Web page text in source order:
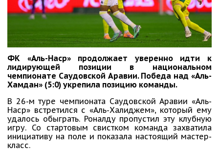
ФК «Аль-Наср» продолжает уверенно идти к
лидирующей позиции в национальном
чемпионате Саудовской Аравии. Победа над «Аль-
Хамдан» (5:0) укрепила позицию команды.
В 26-м туре чемпионата Саудовской Аравии «Аль-
Наср» встретился с «Аль-Халиджем», который ему
удалось обыграть. Роналду пропустил эту клубную
игру. Со стартовым свистком команда захватила
инициативу на поле и показала настоящий мастер-
класс.